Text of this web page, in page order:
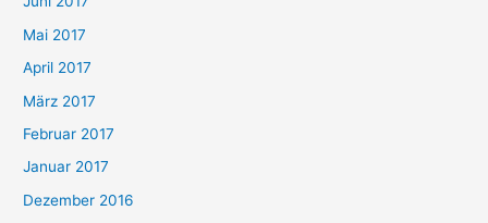
Mai 2017
April 2017
März 2017
Februar 2017
Januar 2017
Dezember 2016